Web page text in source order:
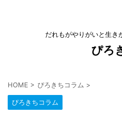
だれもがやりがいと生き
ぴろ
HOME > ぴろきちコラム >
ぴろきちコラム